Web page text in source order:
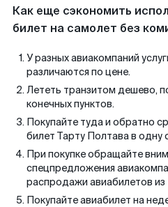
Как еще сэкономить
билет на самолет без
У разных авиакомпаний
различаются по цене.
Лететь транзитом дешево,
конечных пунктов.
Покупайте туда и обратно
билет Тарту Полтава в одну
При покупке обращайте
спецпредложения
распродажи авиабилетов
Покупайте авиабилет на